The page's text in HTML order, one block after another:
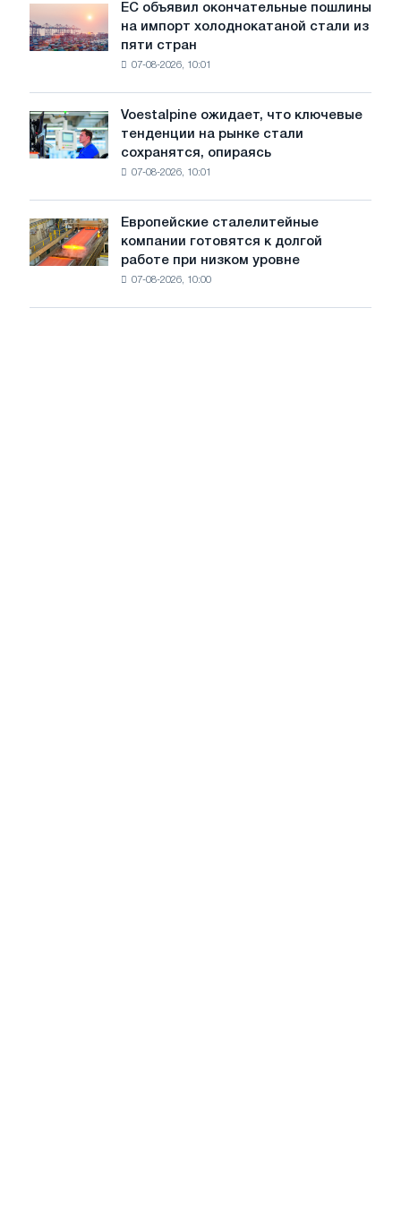
трамвайных
путей
Москвы
Ярославля
объявил
окончательные
холоднокатаной
стали
из
стран
ЕС объявил окончательные пошлины
на импорт холоднокатаной стали из
пяти стран
07-08-2026, 10:01
Voestalpine
ожидает,
что
рынке
стали
сохранятся,
на
Voestalpine ожидает, что ключевые
тенденции на рынке стали
сохранятся, опираясь
07-08-2026, 10:01
Европейские
сталелитейные
компании
Европейские сталелитейные
компании готовятся к долгой
работе при низком уровне
07-08-2026, 10:00